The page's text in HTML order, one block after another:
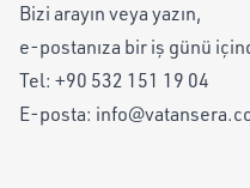
Bizi arayın veya yazın,
e-postanıza bir iş günü
Tel: +90 532 151 19 04
E-posta: